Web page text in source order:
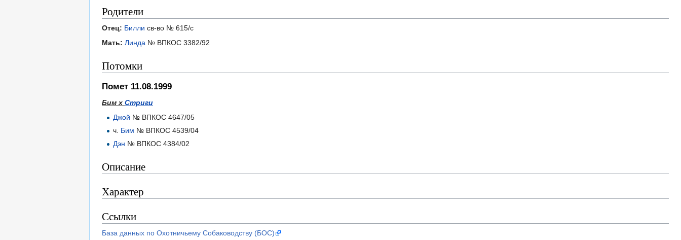
Родители
Отец: Билли св-во № 615/с
Мать: Линда № ВПКОС 3382/92
Потомки
Помет 11.08.1999
Бим х Стриги
Джой № ВПКОС 4647/05
ч. Бим № ВПКОС 4539/04
Дэн № ВПКОС 4384/02
Описание
Характер
Ссылки
База данных по Охотничьему Собаководству (БОС)